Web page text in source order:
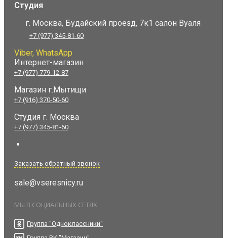
Студия
г. Москва, Будайский проезд, 7к1 салон Вуаля
+7 (977) 345-81-60
Viber, WhatsApp
Интернет-магазин
+7 (977) 779-12-87
Магазин г.Мытищи
+7 (916) 370-50-60
Студия г. Москва
+7 (977) 345-81-60
Заказать обратный звонок
sale@vseresnicy.ru
МЫ В СОЦИАЛЬНЫХ СЕТЯХ
Группа "Одноклассники"